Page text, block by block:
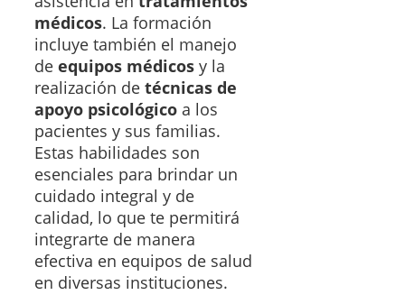
médicos. La formación
incluye también el manejo
de equipos médicos y la
realización de técnicas de
apoyo psicológico a los
pacientes y sus familias.
Estas habilidades son
esenciales para brindar un
cuidado integral y de
calidad, lo que te permitirá
integrarte de manera
efectiva en equipos de salud
en diversas instituciones.